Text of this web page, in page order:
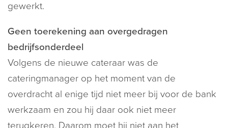
gewerkt.
Geen toerekening aan overgedragen
bedrijfsonderdeel
Volgens de nieuwe cateraar was de
cateringmanager op het moment van de
overdracht al enige tijd niet meer bij voor de bank
werkzaam en zou hij daar ook niet meer
terugkeren. Daarom moet hij niet aan het